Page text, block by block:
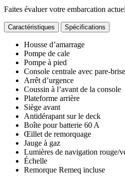
Faites évaluer votre embarcation
Caractéristiques Spécifications
Housse d’amarrage
Pompe de cale
Pompe à pied
Console centrale avec pare-brise
Arrêt d’urgence
Coussin à l’avant de la console
Plateforme arrière
Siège avant
Antidérapant sur le deck
Boîte pour batterie 60 A
Œillet de remorquage
Jauge à gaz
Lumières de navigation rouge/
Échelle
Remorque Remeq incluse